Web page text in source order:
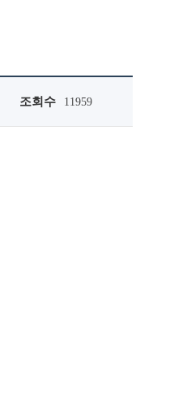
조회수 11959